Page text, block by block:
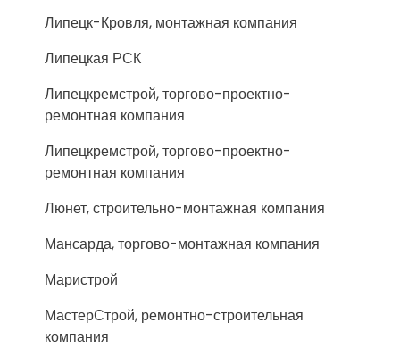
Липецк-Кровля, монтажная компания
Липецкая РСК
Липецкремстрой, торгово-проектно-
ремонтная компания
Липецкремстрой, торгово-проектно-
ремонтная компания
Люнет, строительно-монтажная компания
Мансарда, торгово-монтажная компания
Маристрой
МастерСтрой, ремонтно-строительная
компания